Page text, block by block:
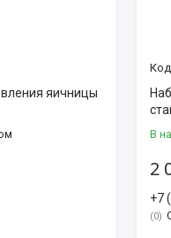
яичницы
В
2
+7
0